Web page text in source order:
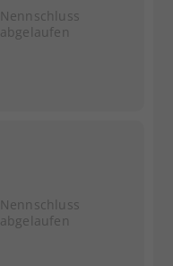
Nennschluss
abgelaufen
Nennschluss
abgelaufen